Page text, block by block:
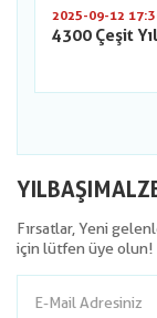
2025-09-12
4300 Çeşit
Fırsatlar, Yeni
için lütfen üye olun!